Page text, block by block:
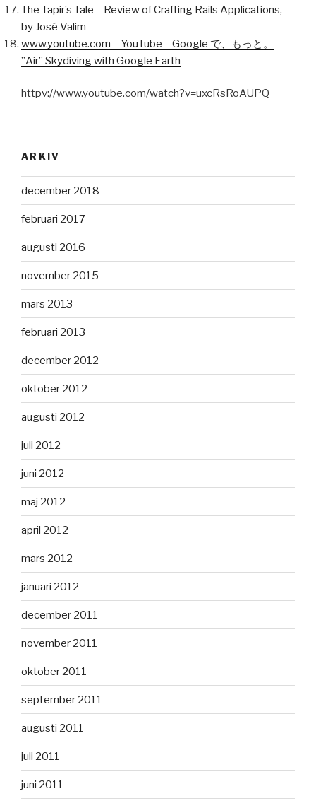
The Tapir’s Tale – Review of Crafting Rails Applications,
by José Valim
www.youtube.com – YouTube – Google で、もっと。
”Air” Skydiving with Google Earth
httpv://www.youtube.com/watch?v=uxcRsRoAUPQ
ARKIV
december 2018
februari 2017
augusti 2016
november 2015
mars 2013
februari 2013
december 2012
oktober 2012
augusti 2012
juli 2012
juni 2012
maj 2012
april 2012
mars 2012
januari 2012
december 2011
november 2011
oktober 2011
september 2011
augusti 2011
juli 2011
juni 2011